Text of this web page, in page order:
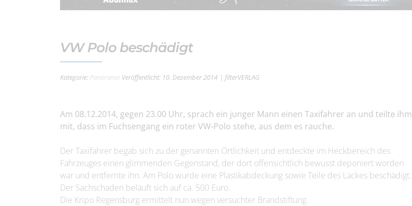
VW Polo beschädigt
Kategorie: Panorama Veröffentlicht: 10. Dezember 2014 | filterVERLAG
Am 08.12.2014, gegen 23.00 Uhr, sprach ein junger Mann einen Taxifahrer an und teilte ihm
mit, dass im Fuchsengang ein roter VW-Polo stehe, aus dem es rauche.
Der Taxifahrer begab sich zu der genannten Örtlichkeit und entdeckte im Heckbereich des
Fahrzeuges einen glimmenden Gegenstand, der dort offensichtlich bewusst deponiert worden
war und entfernte ihn. Am Polo wurde eine Plastikabdeckung sowie Teile des Lackes beschädigt.
Der Sachschaden beläuft sich auf ca. 500 Euro.
Die Kripo Regensburg ermittelt nun wegen versuchter Brandstiftung.